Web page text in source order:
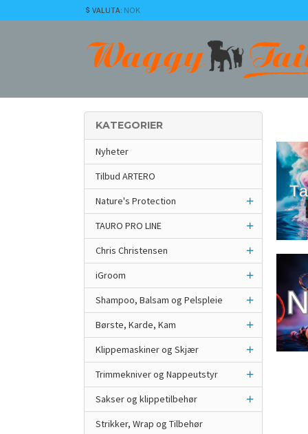
til
VALUTA: NOK
KATEGORIER
Nyheter
Tilbud ARTERO
Nature's Protection
TAURO PRO LINE
Chris Christensen
iGroom
Shampoo, Balsam og Pelspleie
Børste, Karde, Kam
Klippemaskiner og Skjær
Trimmekniver og Nappeutstyr
Sakser og klippetilbehør
Strikker, Wrap og Tilbehør